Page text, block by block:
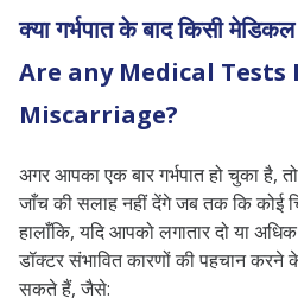
क्या गर्भपात के बाद किसी
Are any Medical
Miscarriage?
अगर आपका एक बार गर्भपात हो चुका है,
जाँच की सलाह नहीं देंगे जब तक कि कोई
हालाँकि, यदि आपको लगातार दो या
डॉक्टर संभावित कारणों की पहचान
सकते हैं, जैसे: